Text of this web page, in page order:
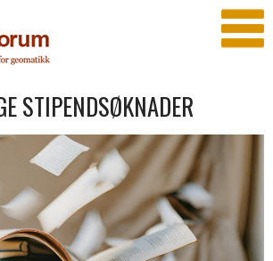
STIPENDSØKNADER